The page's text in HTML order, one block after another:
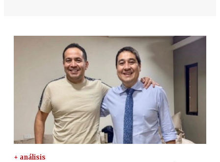
+ análisis